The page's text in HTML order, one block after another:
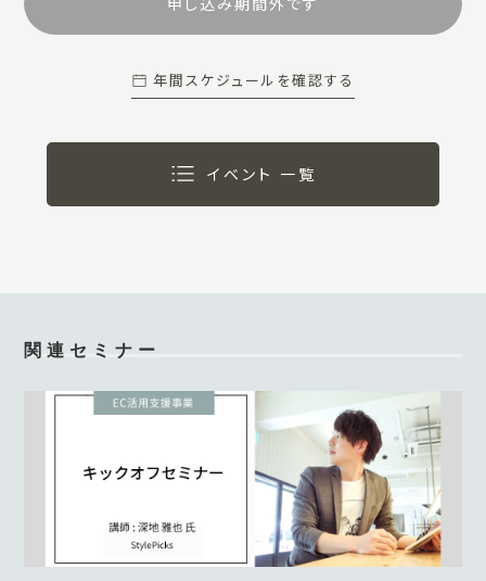
年間スケジュールを確認する
イベント 一覧
関連セミナー